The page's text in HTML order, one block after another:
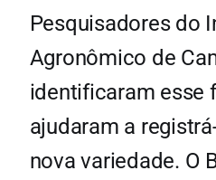
Pesquisadores do
Agronômico de
identificaram esse
ajudaram a
nova variedade. O